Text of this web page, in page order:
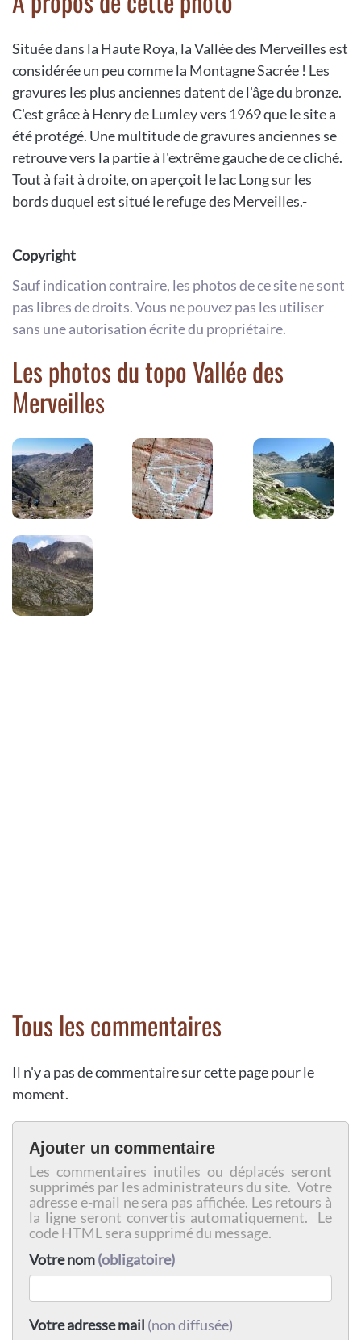
Située dans la Haute Roya, la Vallée des Merveilles est
considérée un peu comme la Montagne Sacrée ! Les
gravures les plus anciennes datent de l'âge du bronze.
C'est grâce à Henry de Lumley vers 1969 que le site a
été protégé. Une multitude de gravures anciennes se
retrouve vers la partie à l'extrême gauche de ce cliché.
Tout à fait à droite, on aperçoit le lac Long sur les
bords duquel est situé le refuge des Merveilles.-
Copyright
Sauf indication contraire, les photos de ce site ne sont
pas libres de droits. Vous ne pouvez pas les utiliser
sans une autorisation écrite du propriétaire.
Les photos du topo Vallée des
Merveilles
Tous les commentaires
Il n'y a pas de commentaire sur cette page pour le
moment.
Ajouter un commentaire
Les commentaires inutiles ou déplacés seront
supprimés par les administrateurs du site. Votre
adresse e-mail ne sera pas affichée. Les retours à
la ligne seront convertis automatiquement. Le
code HTML sera supprimé du message.
Votre nom(obligatoire)
Votre adresse mail (non diffusée)